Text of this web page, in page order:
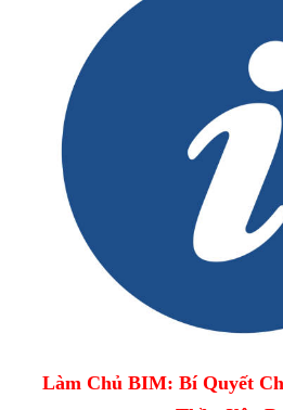
Làm Chủ BIM: Bí Quyết